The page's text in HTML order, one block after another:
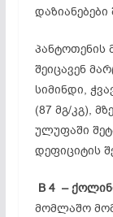
დაზიანებები
პანტოთენის
შეიცავენ
სიმინდი,
(87 მგ/კგ),
ულუფაში
დეფიციტის
B 4 –
მომლაშო